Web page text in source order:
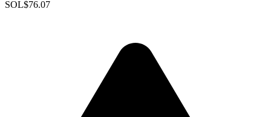
SOL$76.07